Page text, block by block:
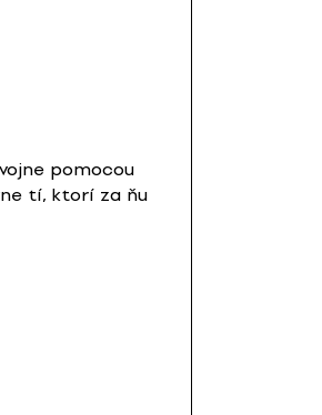
pomocou
tí, ktorí za ňu